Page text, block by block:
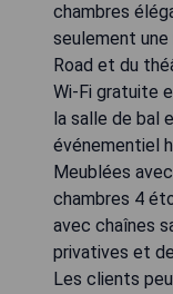
chambres
seulement
Road et du
Wi-Fi gratuite
la salle de bal
événementiel
Meublées
chambres 4
avec chaînes
privatives et
Les clients